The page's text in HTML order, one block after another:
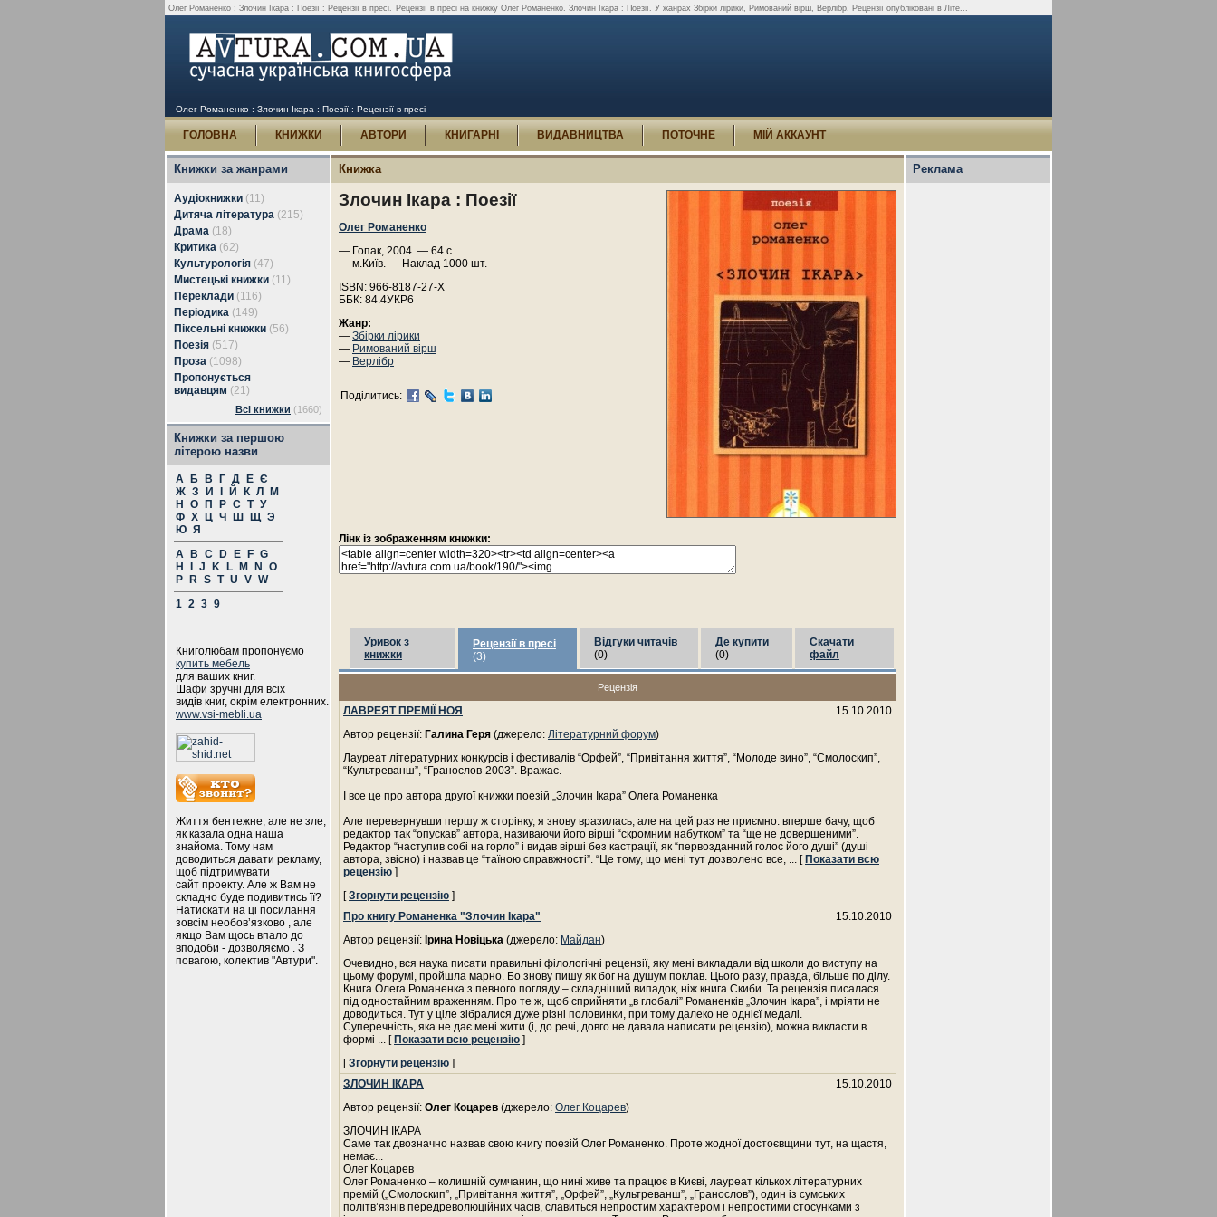
Олег Романенко : Злочин Ікара : Поезії : Рецензії в пресі. Рецензії в пресі на книжку Олег Романенко. Злочин Ікара : Поезії. У жанрах Збірки лірики, Римований вірш, Верлібр. Рецензії опубліковані в Літе...
Олег Романенко : Злочин Ікара : Поезії : Рецензії в пресі
ГОЛОВНА КНИЖКИ АВТОРИ КНИГАРНІ ВИДАВНИЦТВА ПОТОЧНЕ МІЙ АККАУНТ
Книжки за жанрами
Аудіокнижки (11)
Дитяча література (215)
Драма (18)
Критика (62)
Культурологія (47)
Мистецькі книжки (11)
Переклади (116)
Періодика (149)
Піксельні книжки (56)
Поезія (517)
Проза (1098)
Пропонується
видавцям (21)
Всі книжки (1660)
Книжки за першою
літерою назви
А Б В Г Д Е Є
Ж З И Й К Л
М
Н
О П Р С Т У
Ф Х Ц Ч Ш Щ Э
Ю Я
A
B C D E F G
H
J K L M N
O
P
R S T U V W
1 2 3 9
Книголюбам пропонуємо
купить мебель
для ваших книг.
Шафи зручні для всіх
видів книг, окрім електронних.
www.vsi-mebli.ua
Життя бентежне, але не зле,
як казала одна наша
знайома. Тому нам
доводиться давати рекламу,
щоб підтримувати
сайт проекту. Але ж Вам не
складно буде подивитись її?
Натискати на ці посилання
зовсім необов’язково , але
якщо Вам щось впало до
вподоби - дозволяємо . З
повагою, колектив "Автури".
Книжка
Злочин Ікара : Поезії
Олег Романенко
— Гопак, 2004. — 64 с.
— м.Київ. — Наклад 1000 шт.
ISBN: 966-8187-27-X
ББК: 84.4УКР6
Жанр:
— Збірки лірики
— Римований вірш
— Верлібр
Поділитись:
Лінк із зображенням книжки:
Уривок з
книжки
Рецензії в пресі
(3)
Відгуки читачів
(0)
Де купити
(0)
Скачати
файл
Рецензія
15.10.2010
ЛАВРЕЯТ ПРЕМІЇ НОЯ
Автор рецензії: Галина Геря (джерело: Літературний форум)
Лауреат літературних конкурсів і фестивалів “Орфей”, “Привітання життя”, “Молоде вино”, “Смолоскип”,
“Культреванш”, “Гранослов-2003”. Вражає.
І все це про автора другої книжки поезій „Злочин Ікара” Олега Романенка
Але перевернувши першу ж сторінку, я знову вразилась, але на цей раз не приємно: вперше бачу, щоб
редактор так “опускав” автора, називаючи його вірші “скромним набутком” та “ще не довершеними”.
Редактор “наступив собі на горло” і видав вірші без кастрації, як “первозданний голос його душі” (душі
автора, звісно) і назвав це “таїною справжності”. “Це тому, що мені тут дозволено все, ... [ Показати всю
рецензію ]
[Згорнути рецензію ]
15.10.2010
Про книгу Романенка "Злочин Ікара"
Автор рецензії: Ірина Новіцька (джерело: Майдан)
Очевидно, вся наука писати правильні філологічні рецензії, яку мені викладали від школи до виступу на
цьому форумі, пройшла марно. Бо знову пишу як бог на душум поклав. Цього разу, правда, більше по ділу.
Книга Олега Романенка з певного погляду – складніший випадок, ніж книга Скиби. Та рецензія писалася
під одностайним враженням. Про те ж, щоб сприйняти „в глобалі” Романенків „Злочин Ікара”, і мріяти не
доводиться. Тут у ціле зібралися дуже різні половинки, при тому далеко не однієї медалі.
Суперечність, яка не дає мені жити (і, до речі, довго не давала написати рецензію), можна викласти в
формі ... [ Показати всю рецензію ]
[Згорнути рецензію ]
15.10.2010
ЗЛОЧИН ІКАРА
Автор рецензії: Олег Коцарев (джерело: Олег Коцарев)
ЗЛОЧИН ІКАРА
Саме так двозначно назвав свою книгу поезій Олег Романенко. Проте жодної достоєвщини тут, на щастя,
немає...
Олег Коцарев
Олег Романенко – колишній сумчанин, що нині живе та працює в Києві, лауреат кількох літературних
премій („Смолоскип”, „Привітання життя”, „Орфей”, „Культреванш”, „Гранослов”), один із сумських
політв’язнів передреволюційних часів, славиться непростим характером і непростими стосунками з
Реклама